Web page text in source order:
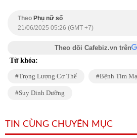
Theo Phụ nữ số
21/06/2025 05:26 (GMT +7)
Theo dõi Cafebiz.vn trên
Từ khóa:
Trọng Lượng Cơ Thể Bệnh Tim
Suy Dinh Dưỡng
TIN CÙNG CHUYÊN MỤC